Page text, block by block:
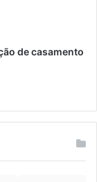
de casamento